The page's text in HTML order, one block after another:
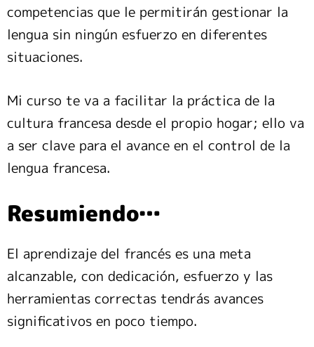
competencias que le permitirán gestionar la
lengua sin ningún esfuerzo en diferentes
situaciones.
Mi curso te va a facilitar la práctica de la
cultura francesa desde el propio hogar; ello va
a ser clave para el avance en el control de la
lengua francesa.
Resumiendo…
El aprendizaje del francés es una meta
alcanzable, con dedicación, esfuerzo y las
herramientas correctas tendrás avances
significativos en poco tiempo.